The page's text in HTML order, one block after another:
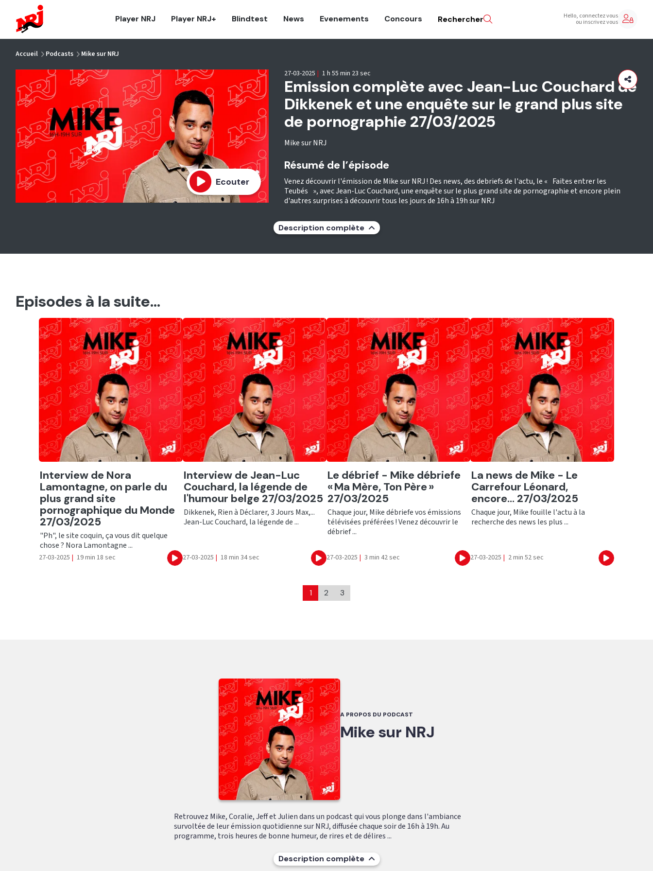
Player NRJ Player NRJ+ Blindtest News Evenements Concours Rechercher Hello, connectez vous
ou inscrivez vous
Accueil Podcasts Mike sur NRJ
Ecouter
Emission complète avec Jean-Luc Couchard de
Dikkenek et une enquête sur le grand plus site
de pornographie 27/03/2025
Mike sur NRJ
27-03-2025 | 1 h 55 min 23 sec
Résumé de l’épisode
Venez découvrir l'émission de Mike sur NRJ ! Des news, des debriefs de l'actu, le « Faites entrer les
Teubés », avec Jean-Luc Couchard, une enquête sur le plus grand site de pornographie et encore plein
d'autres surprises à découvrir tous les jours de 16h à 19h sur NRJ
Description complète
Episodes à la suite...
Ecouter
Interview de Nora
Lamontagne, on parle du
plus grand site
pornographique du Monde
27/03/2025
"Ph", le site coquin, ça vous dit quelque
chose ? Nora Lamontagne ...
27-03-2025 | 19 min 18 sec Ecouter
Ecouter
Interview de Jean-Luc
Couchard, la légende de
l'humour belge 27/03/2025
Dikkenek, Rien à Déclarer, 3 Jours Max,...
Jean-Luc Couchard, la légende de ...
27-03-2025 | 18 min 34 sec Ecouter
Ecouter
Le débrief - Mike débriefe
« Ma Mère, Ton Père »
27/03/2025
Chaque jour, Mike débriefe vos émissions
télévisées préférées ! Venez découvrir le
débrief ...
27-03-2025 | 3 min 42 sec Ecouter
Ecouter
La news de Mike - Le
Carrefour Léonard,
encore... 27/03/2025
Chaque jour, Mike fouille l'actu à la
recherche des news les plus ...
27-03-2025 | 2 min 52 sec Ecouter
1 2 3
A PROPOS DU PODCAST
Mike sur NRJ
Retrouvez Mike, Coralie, Jeff et Julien dans un podcast qui vous plonge dans l'ambiance
survoltée de leur émission quotidienne sur NRJ, diffusée chaque soir de 16h à 19h. Au
programme, trois heures de bonne humeur, de rires et de délires ...
Description complète